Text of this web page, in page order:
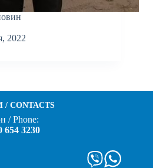
2022
CONTACTS
/ Phone:
654 3230